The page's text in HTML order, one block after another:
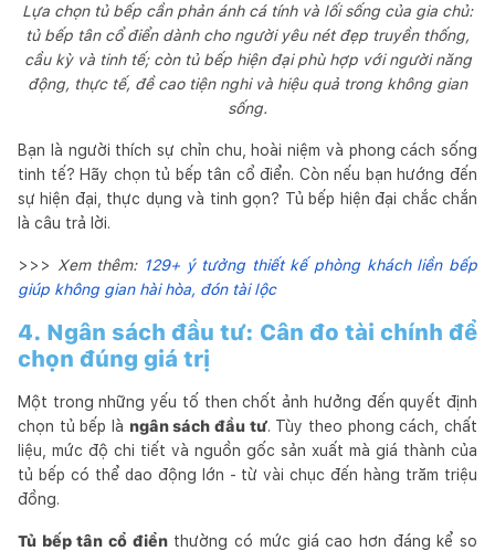
Lựa chọn tủ bếp cần phản ánh cá tính và lối sống của gia chủ:
tủ bếp tân cổ điển dành cho người yêu nét đẹp truyền thống,
cầu kỳ và tinh tế; còn tủ bếp hiện đại phù hợp với người năng
động, thực tế, đề cao tiện nghi và hiệu quả trong không gian
sống.
Bạn là người thích sự chỉn chu, hoài niệm và phong cách sống
tinh tế? Hãy chọn tủ bếp tân cổ điển. Còn nếu bạn hướng đến
sự hiện đại, thực dụng và tinh gọn? Tủ bếp hiện đại chắc chắn
là câu trả lời.
>>> Xem thêm: 129+ ý tưởng thiết kế phòng khách liền bếp
giúp không gian hài hòa, đón tài lộc
4. Ngân sách đầu tư: Cân đo tài chính để
chọn đúng giá trị
Một trong những yếu tố then chốt ảnh hưởng đến quyết định
chọn tủ bếp là ngân sách đầu tư. Tùy theo phong cách, chất
liệu, mức độ chi tiết và nguồn gốc sản xuất mà giá thành của
tủ bếp có thể dao động lớn - từ vài chục đến hàng trăm triệu
đồng.
Tủ bếp tân cổ điểnthường có mức giá cao hơn đáng kể so